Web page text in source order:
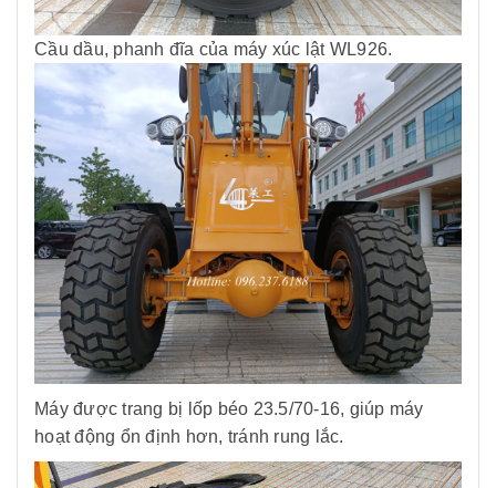
Cầu dầu, phanh đĩa của máy xúc lật WL926.
Máy được trang bị lốp béo 23.5/70-16, giúp máy
hoạt động ổn định hơn, tránh rung lắc.